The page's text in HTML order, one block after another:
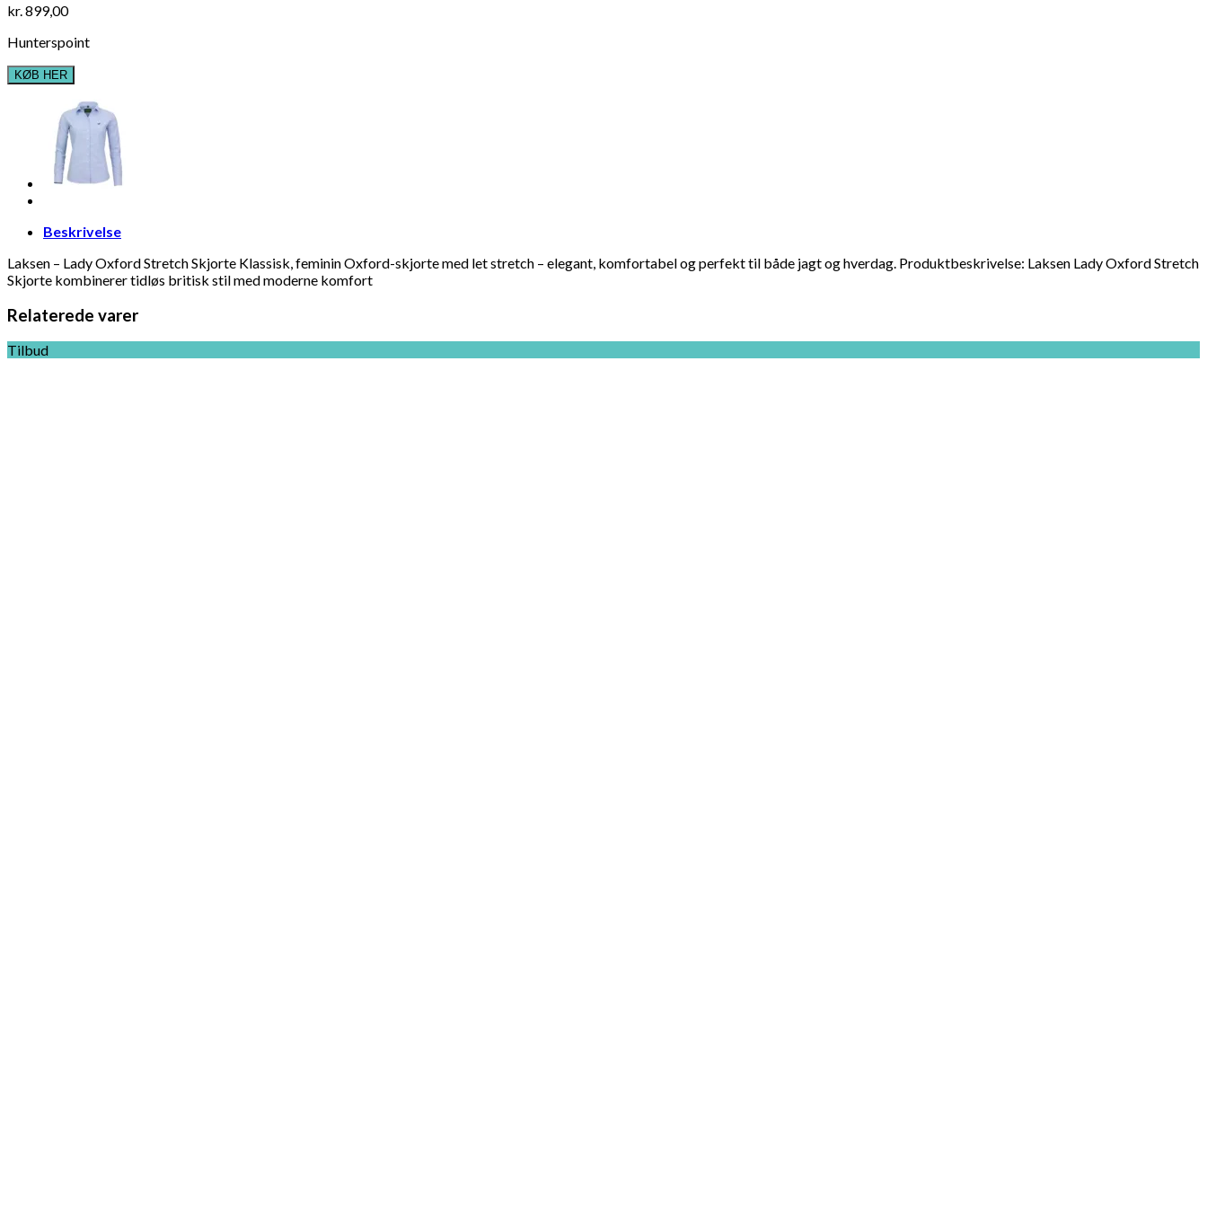
kr.899,00
Hunterspoint
KØB HER
Beskrivelse
Laksen – Lady Oxford Stretch Skjorte Klassisk, feminin Oxford-skjorte med let stretch – elegant, komfortabel og perfekt til både jagt og hverdag. Produktbeskrivelse: Laksen Lady Oxford Stretch
Skjorte kombinerer tidløs britisk stil med moderne komfort
Relaterede varer
Tilbud